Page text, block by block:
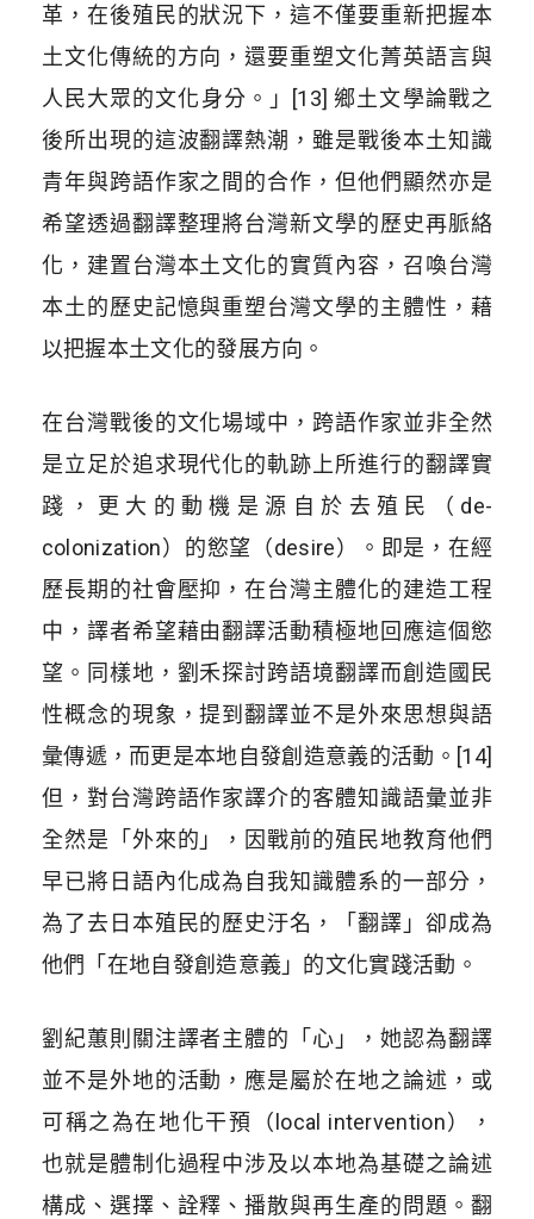
革，在後殖民的狀況下，這不僅要重新把握本
土文化傳統的方向，還要重塑文化菁英語言與
人民大眾的文化身分。」[13] 鄉土文學論戰之
後所出現的這波翻譯熱潮，雖是戰後本土知識
青年與跨語作家之間的合作，但他們顯然亦是
希望透過翻譯整理將台灣新文學的歷史再脈絡
化，建置台灣本土文化的實質內容，召喚台灣
本土的歷史記憶與重塑台灣文學的主體性，藉
以把握本土文化的發展方向。
在台灣戰後的文化場域中，跨語作家並非全然
是立足於追求現代化的軌跡上所進行的翻譯實
踐，更大的動機是源自於去殖民（de-
colonization）的慾望（desire）。即是，在經
歷長期的社會壓抑，在台灣主體化的建造工程
中，譯者希望藉由翻譯活動積極地回應這個慾
望。同樣地，劉禾探討跨語境翻譯而創造國民
性概念的現象，提到翻譯並不是外來思想與語
彙傳遞，而更是本地自發創造意義的活動。[14]
但，對台灣跨語作家譯介的客體知識語彙並非
全然是「外來的」，因戰前的殖民地教育他們
早已將日語內化成為自我知識體系的一部分，
為了去日本殖民的歷史汙名，「翻譯」卻成為
他們「在地自發創造意義」的文化實踐活動。
劉紀蕙則關注譯者主體的「心」，她認為翻譯
並不是外地的活動，應是屬於在地之論述，或
可稱之為在地化干預（local intervention），
也就是體制化過程中涉及以本地為基礎之論述
構成、選擇、詮釋、播散與再生產的問題。翻